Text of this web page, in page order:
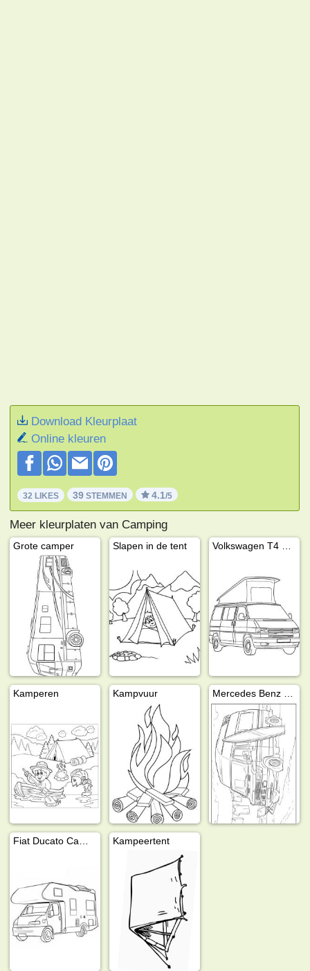
Download Kleurplaat
Online kleuren
32 LIKES 39 STEMMEN 4.1/5
Meer kleurplaten van Camping
Grote camper Slapen in de tent
Kamperen Kampvuur
Kampeertent